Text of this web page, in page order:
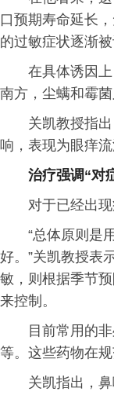
口预期寿命延长
的过敏症状逐渐被
在具体诱因
南方，尘螨和霉菌
关凯教授指
响，表现为眼痒
治疗强调“对
对于已经出
“总体原则是
好。”关凯教授表
敏，则根据季节
来控制。
目前常用的
等。这些药物在
关凯指出，